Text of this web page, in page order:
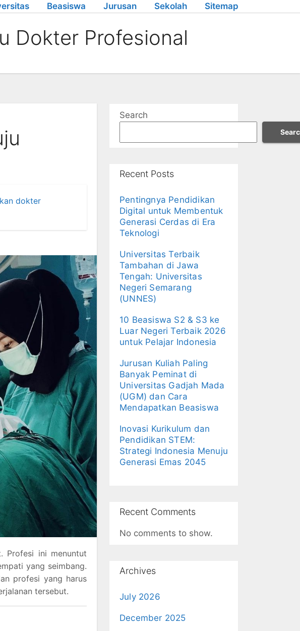
Beasiswa Jurusan Sekolah Sitemap
Dokter Profesional
dokter
Profesi ini menuntut
yang seimbang.
profesi yang harus
tersebut.
Search
Recent Posts
Pentingnya Pendidikan
Digital untuk Membentuk
Generasi Cerdas di Era
Teknologi
Universitas Terbaik
Tambahan di Jawa
Tengah: Universitas
Negeri Semarang
(UNNES)
10 Beasiswa S2 & S3 ke
Luar Negeri Terbaik 2026
untuk Pelajar Indonesia
Jurusan Kuliah Paling
Banyak Peminat di
Universitas Gadjah Mada
(UGM) dan Cara
Mendapatkan Beasiswa
Inovasi Kurikulum dan
Pendidikan STEM:
Strategi Indonesia Menuju
Generasi Emas 2045
Recent Comments
No comments to show.
Archives
July 2026
December 2025